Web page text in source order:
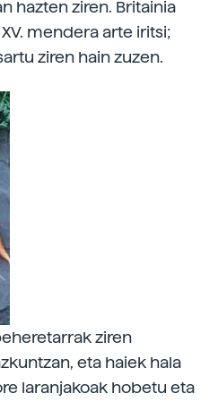
hazten ziren. Britainia
mendera arte iritsi;
ziren hain zuzen.
ziren
eta haiek hala
laranjakoak hobetu eta